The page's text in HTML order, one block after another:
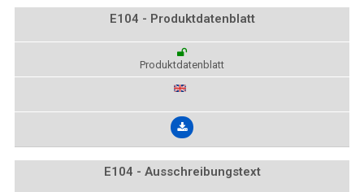
E104 - Produktdatenblatt
Produktdatenblatt
E104 - Ausschreibungstext